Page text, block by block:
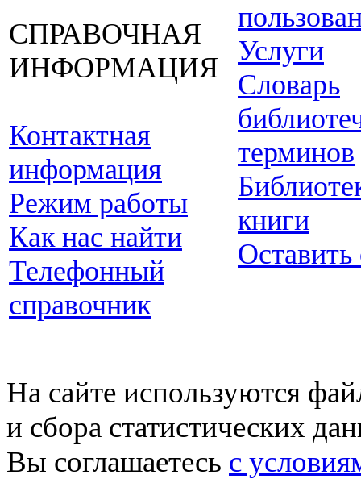
СПРАВОЧНАЯ
ИНФОРМАЦИЯ
Контактная
информация
Режим работы
Как нас найти
Телефонный
справочник
Услуги
Словарь
терминов
книги
Оставить
На сайте используются
и сбора статистических
Вы соглашаетесь с